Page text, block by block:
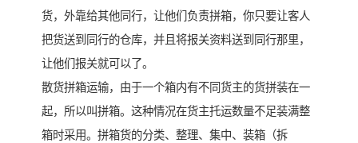
货，外靠给其他同行，让他们负责拼箱，你只要让客人
把货送到同行的仓库，并且将报关资料送到同行那里，
让他们报关就可以了。
散货拼箱运输，由于一个箱内有不同货主的货拼装在一
起，所以叫拼箱。这种情况在货主托运数量不足装满整
箱时采用。拼箱货的分类、整理、集中、装箱（拆